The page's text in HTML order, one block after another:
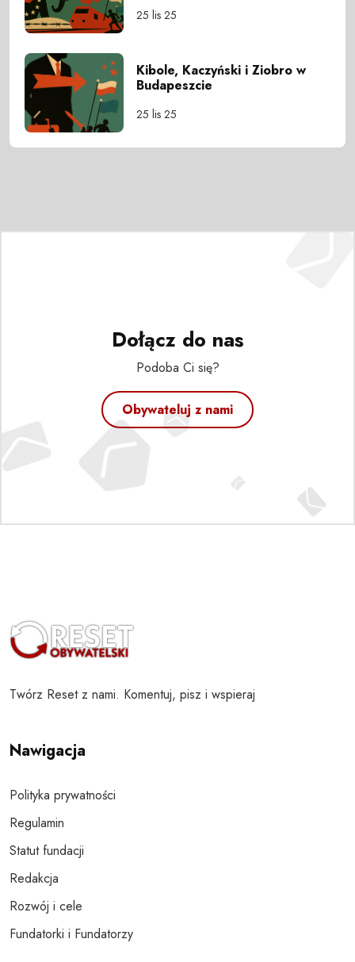
25 lis 25
Kibole, Kaczyński i Ziobro w
Budapeszcie
25 lis 25
Dołącz do nas
Podoba Ci się?
Obywateluj z nami
Twórz Reset z nami. Komentuj, pisz i wspieraj
Nawigacja
Polityka prywatności
Regulamin
Statut fundacji
Redakcja
Rozwój i cele
Fundatorki i Fundatorzy